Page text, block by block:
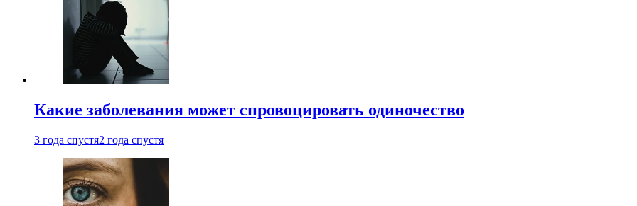
Какие заболевания может спровоцировать одиночество
3 года спустя2 года спустя